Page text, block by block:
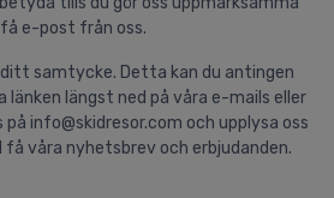
e-post från oss.
ditt samtycke. Detta kan du antingen
länken längst ned på våra e-mails eller
info@skidresor.com och upplysa oss
våra nyhetsbrev och erbjudanden.